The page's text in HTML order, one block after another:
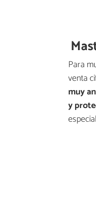
Para
venta
muy
y